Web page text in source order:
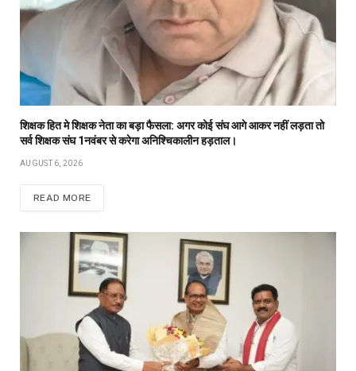
शिक्षक हित मे शिक्षक नेता का बड़ा फैसला: अगर कोई संघ आगे आकर नहीं लड़ता तो
सर्व शिक्षक संघ 1नवंबर से करेगा अनिश्चिकालीन हड़ताल।
AUGUST 6, 2026
READ MORE